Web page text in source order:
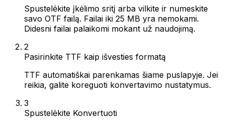
Spustelėkite įkėlimo sritį arba vilkite ir numeskite
savo OTF failą. Failai iki 25 MB yra nemokami.
Didesni failai palaikomi mokant už naudojimą.
2
Pasirinkite TTF kaip išvesties formatą
TTF automatiškai parenkamas šiame puslapyje. Jei
reikia, galite koreguoti konvertavimo nustatymus.
3
Spustelėkite Konvertuoti